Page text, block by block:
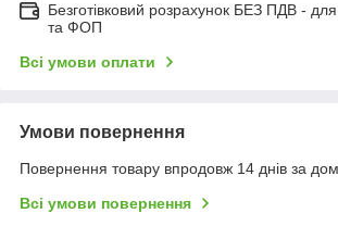
Безготівковий розрахунок БЕЗ ПДВ -
та ФОП
Всі умови оплати
Умови повернення
Повернення товару впродовж 14 днів за
Всі умови повернення